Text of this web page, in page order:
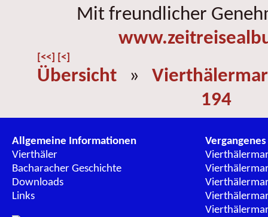
Mit freundlicher
[<<] [<]
Übersicht »
194
Allgemeine Informationen
Vierthäler
Bacharacher Geschichte
Downloads
Links
Vergangenes